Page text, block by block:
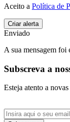
Aceito a Política de
Enviado
A sua mensagem foi
Subscreva a
Esteja atento a